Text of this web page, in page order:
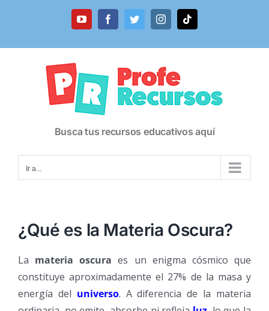
YouTubeFacebookTwitterInstagramTiktok
Busca tus recursos educativos aquí
Ir a...
¿Qué es la Materia Oscura?
La materia oscura es un enigma cósmico que
constituye aproximadamente el 27% de la masa y
energía del universo. A diferencia de la materia